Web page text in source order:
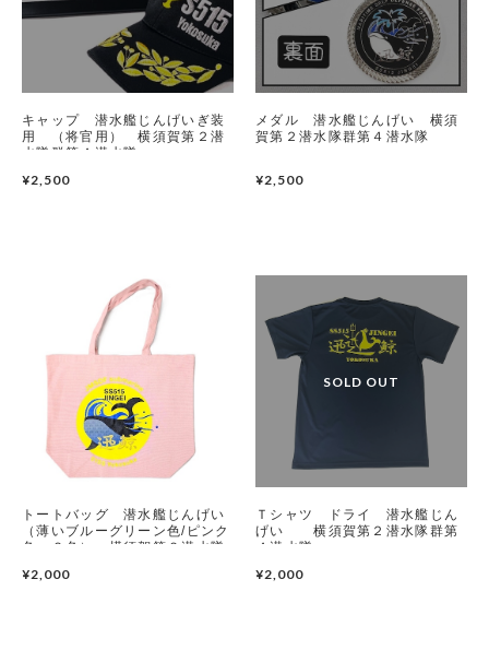
キャップ 潜水艦じんげいぎ装
用 （将官用） 横須賀第２潜
水隊群第４潜水隊
¥2,500
メダル 潜水艦じんげい 横須
賀第２潜水隊群第４潜水隊
¥2,500
トートバッグ 潜水艦じんげい
（薄いブルーグリーン色/ピンク
色 ２色） 横須賀第２潜水隊
¥2,000
Ｔシャツ ドライ 潜水艦じん
げい 横須賀第２潜水隊群第
４潜水隊
¥2,000